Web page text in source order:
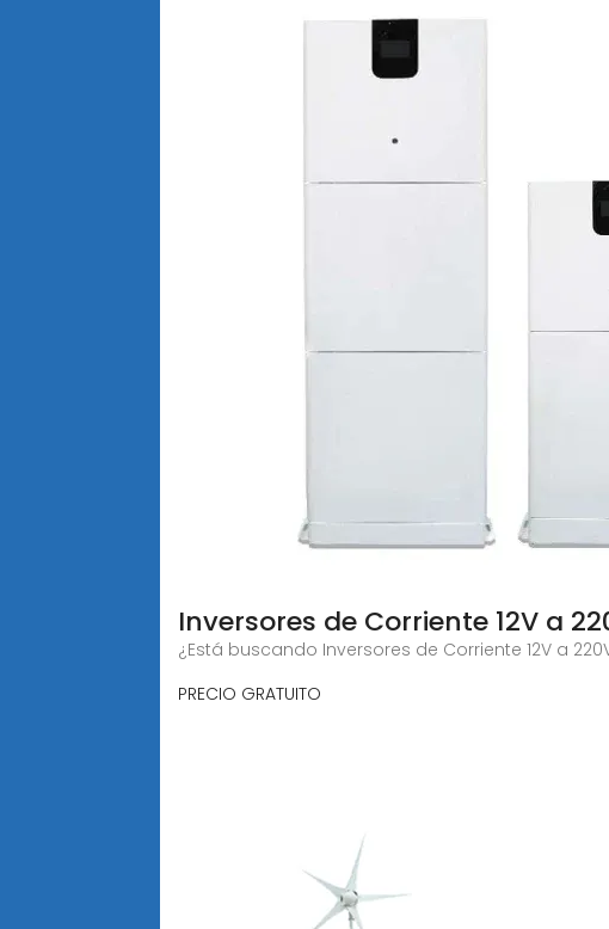
Inversores de Corriente 12V a
¿Está buscando Inversores de Corriente 12V a
PRECIO GRATUITO